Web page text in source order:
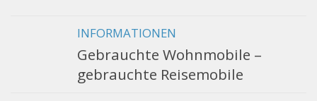
INFORMATIONEN
Gebrauchte Wohnmobile –
gebrauchte Reisemobile